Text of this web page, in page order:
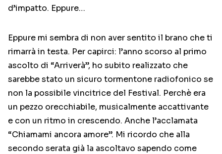
d’impatto. Eppure…
Eppure mi sembra di non aver sentito il brano che ti
rimarrà in testa. Per capirci: l’anno scorso al primo
ascolto di “Arriverà”, ho subito realizzato che
sarebbe stato un sicuro tormentone radiofonico se
non la possibile vincitrice del Festival. Perchè era
un pezzo orecchiabile, musicalmente accattivante
e con un ritmo in crescendo. Anche l’acclamata
“Chiamami ancora amore”. Mi ricordo che alla
secondo serata già la ascoltavo sapendo come